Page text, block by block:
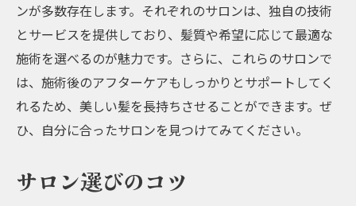
ンが多数存在します。それぞれのサロンは、独自の技術
とサービスを提供しており、髪質や希望に応じて最適な
施術を選べるのが魅力です。さらに、これらのサロンで
は、施術後のアフターケアもしっかりとサポートしてく
れるため、美しい髪を長持ちさせることができます。ぜ
ひ、自分に合ったサロンを見つけてみてください。
サロン選びのコツ